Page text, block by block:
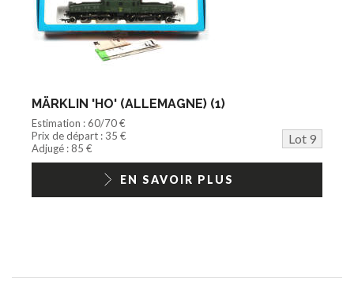
MÄRKLIN 'HO' (ALLEMAGNE) (1)
Estimation : 60/70 €
Prix de départ : 35 €
Lot 9
Adjugé : 85 €
EN SAVOIR PLUS